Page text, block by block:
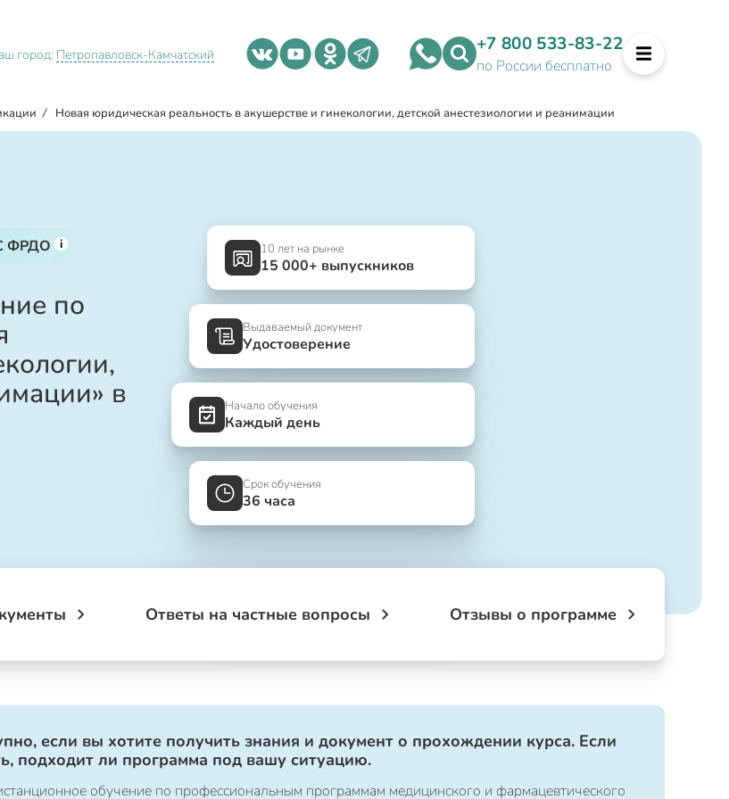
город: Петропавловск-Камчатский +7 800 533-83-22
по России бесплатно
/ Новая юридическая реальность в акушерстве и гинекологии, детской анестезиологии и реанимации
ФРДО i
по
в
10 лет на рынке
15 000+ выпускников
Выдаваемый документ
Удостоверение
Начало обучения
Каждый день
Срок обучения
36 часа
Ответы на частные вопросы Отзывы о программе
если вы хотите получить знания и документ о прохождении курса. Если
подходит ли программа под вашу ситуацию.
обучение по профессиональным программам медицинского и фармацевтического